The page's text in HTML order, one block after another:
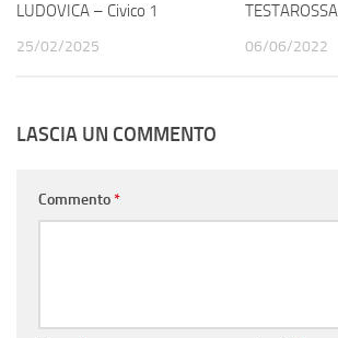
LUDOVICA – Civico 1
25/02/2025 06/06/2022
LASCIA UN COMMENTO
Commento*